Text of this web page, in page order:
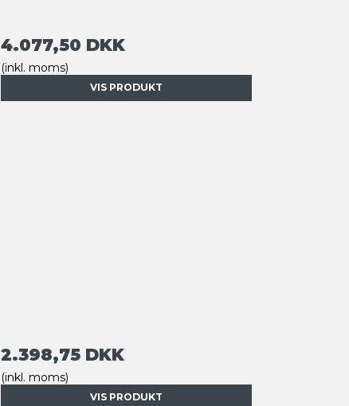
4.077,50 DKK
(inkl. moms)
VIS PRODUKT
2.398,75 DKK
(inkl. moms)
VIS PRODUKT